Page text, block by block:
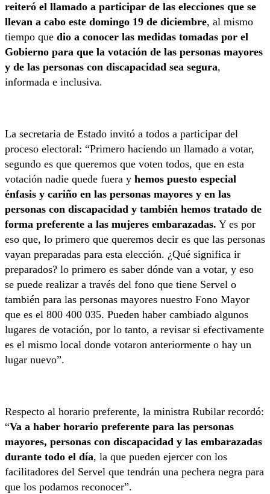
reiteró el llamado a participar de las elecciones que se
llevan a cabo este domingo 19 de diciembre, al mismo
tiempo que dio a conocer las medidas tomadas por el
Gobierno para que la votación de las personas mayores
y de las personas con discapacidad sea segura,
informada e inclusiva.
La secretaria de Estado invitó a todos a participar del
proceso electoral: “Primero haciendo un llamado a votar,
segundo es que queremos que voten todos, que en esta
votación nadie quede fuera y hemos puesto especial
énfasis y cariño en las personas mayores y en las
personas con discapacidad y también hemos tratado de
forma preferente a las mujeres embarazadas. Y es por
eso que, lo primero que queremos decir es que las personas
vayan preparadas para esta elección. ¿Qué significa ir
preparados? lo primero es saber dónde van a votar, y eso
se puede realizar a través del fono que tiene Servel o
también para las personas mayores nuestro Fono Mayor
que es el 800 400 035. Pueden haber cambiado algunos
lugares de votación, por lo tanto, a revisar si efectivamente
es el mismo local donde votaron anteriormente o hay un
lugar nuevo”.
Respecto al horario preferente, la ministra Rubilar recordó:
“Va a haber horario preferente para las personas
mayores, personas con discapacidad y las embarazadas
durante todo el día, la que pueden ejercer con los
facilitadores del Servel que tendrán una pechera negra para
que los podamos reconocer”.